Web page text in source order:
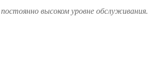
высоком уровне обслуживания.